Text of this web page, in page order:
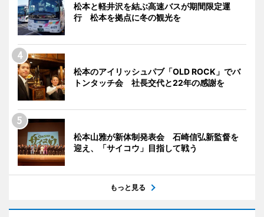
松本と軽井沢を結ぶ高速バスが期間限定運
行 松本を拠点に冬の観光を
松本のアイリッシュパブ「OLD ROCK」でバ
トンタッチ会 社長交代と22年の感謝を
松本山雅が新体制発表会 石崎信弘新監督を
迎え、「サイコウ」目指して戦う
もっと見る